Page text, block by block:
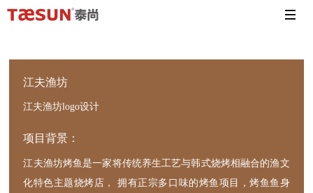
江夫渔坊
江夫渔坊logo设计
项目背景：
江夫渔坊烤鱼是一家将传统养生工艺与韩式烧烤相融合的渔文
化特色主题烧烤店， 拥有正宗多口味的烤鱼项目，烤鱼鱼身